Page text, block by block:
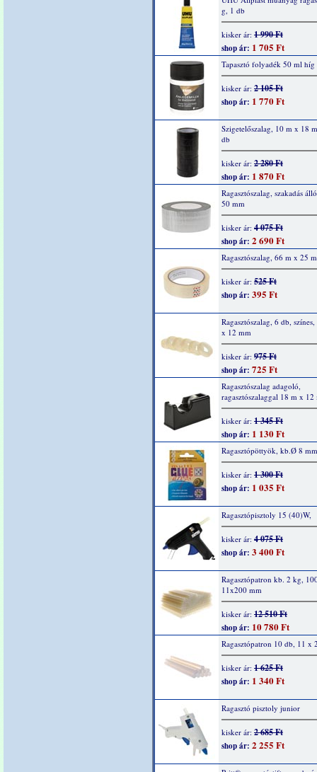
g, 1 db
kisker ár: 1 990 Ft
shop ár: 1 705 Ft
Tapasztó folyadék 50 ml híg
kisker ár: 2 105 Ft
shop ár: 1 770 Ft
Szigetelőszalag, 10 m x 18
db
kisker ár: 2 280 Ft
shop ár: 1 870 Ft
Ragasztószalag, szakadás
50 mm
kisker ár: 4 075 Ft
shop ár: 2 690 Ft
Ragasztószalag, 66 m x 25
kisker ár: 525 Ft
shop ár: 395 Ft
Ragasztószalag, 6 db,
x 12 mm
kisker ár: 975 Ft
shop ár: 725 Ft
Ragasztószalag adagoló,
ragasztószalaggal 18 m x 12
kisker ár: 1 345 Ft
shop ár: 1 130 Ft
Ragasztópöttyök, kb.Ø 8
kisker ár: 1 300 Ft
shop ár: 1 035 Ft
Ragasztópisztoly 15 (40)W,
kisker ár: 4 075 Ft
shop ár: 3 400 Ft
Ragasztópatron kb. 2 kg,
11x200 mm
kisker ár: 12 510 Ft
shop ár: 10 780 Ft
Ragasztópatron 10 db, 11 x
kisker ár: 1 625 Ft
shop ár: 1 340 Ft
Ragasztó pisztoly junior
kisker ár: 2 685 Ft
shop ár: 2 255 Ft